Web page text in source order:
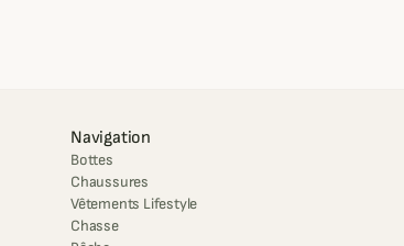
Navigation
Bottes
Chaussures
Vêtements Lifestyle
Chasse